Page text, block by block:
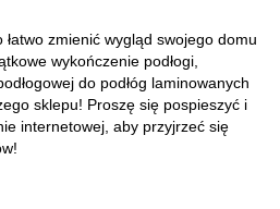
zmienić wygląd swojego domu
wykończenie podłogi,
do podłóg laminowanych
sklepu! Proszę się pospieszyć i
internetowej, aby przyjrzeć się